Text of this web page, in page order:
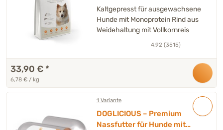
Trockenfutter Hund
Kaltgepresst für ausgewachsene
Hunde mit Monoprotein Rind aus
Weidehaltung mit Vollkornreis
4.92 (3515)
33,90 € *
6,78 € / kg
1 Variante
DOGLICIOUS – Premium
Nassfutter für Hunde mit